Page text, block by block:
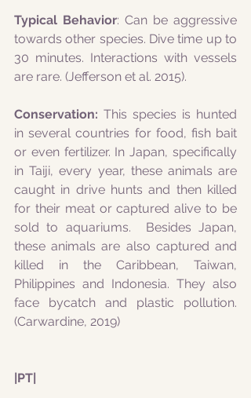
Typical Behavior: Can be aggressive
towards other species. Dive time up to
30 minutes. Interactions with vessels
are rare. (Jefferson et al. 2015).
Conservation: This species is hunted
in several countries for food, fish bait
or even fertilizer. In Japan, specifically
in Taiji, every year, these animals are
caught in drive hunts and then killed
for their meat or captured alive to be
sold to aquariums.  Besides Japan,
these animals are also captured and
killed in the Caribbean, Taiwan,
Philippines and Indonesia. They also
face bycatch and plastic pollution.
(Carwardine, 2019)
|PT|